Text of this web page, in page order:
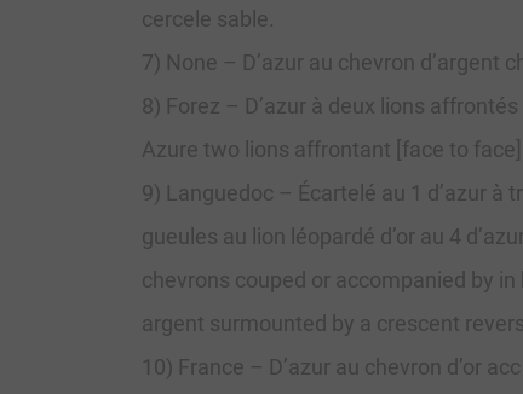
cercele sable.
7) None – D’azur au chevron d’argent
8) Forez – D’azur à deux lions
Azure two lions affrontant [face to
9) Languedoc – Écartelé au 1 d’azur à
gueules au lion léopardé d’or au 4
chevrons couped or accompanied by
argent surmounted by a crescent
10) France – D’azur au chevron d’or